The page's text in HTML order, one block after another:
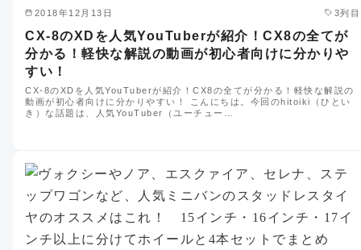
2018年12月13日 3列目
CX-8のXDを人気YouTuberが紹介！CX8の全てが
分かる！軽快な解説の動画が初心者向けに分かりや
すい！
CX-8のXDを人気YouTuberが紹介！CX8の全てが分かる！軽快な解説の
動画が初心者向けに分かりやすい！ こんにちは。今回のhitoiki（ひとい
き）な話題は、人気YouTuber（ユーチュー…